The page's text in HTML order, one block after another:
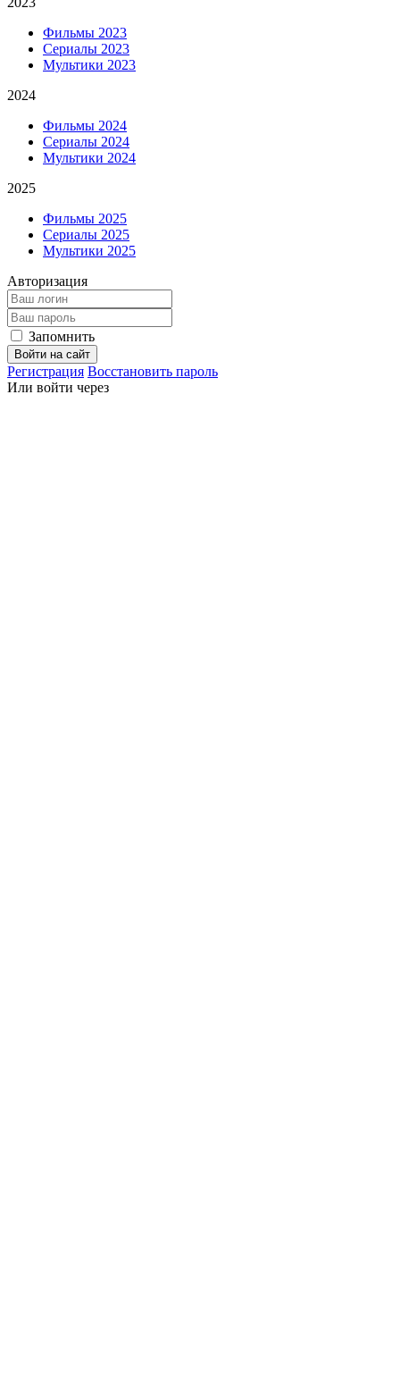
Фильмы 2023
Сериалы 2023
Мультики 2023
2024
Фильмы 2024
Сериалы 2024
Мультики 2024
2025
Фильмы 2025
Сериалы 2025
Мультики 2025
Авторизация
Запомнить
Войти на сайт
Регистрация Восстановить пароль
Или войти через